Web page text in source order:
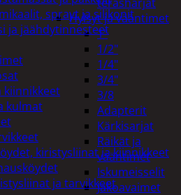
Hylsyt ja vääntimet
1"
1/2"
1/4"
3/4"
3/8
Adapterit
Kärkisarjat
Räikät ja
vääntimet
Iskumeisselit
Jakoavaimet
sprayt ja silikonit
ja jäähdytinnesteet
kiinnikkeet
kulmat
kiristysliinat ja kiinnikkeet
ja tarvikkeet